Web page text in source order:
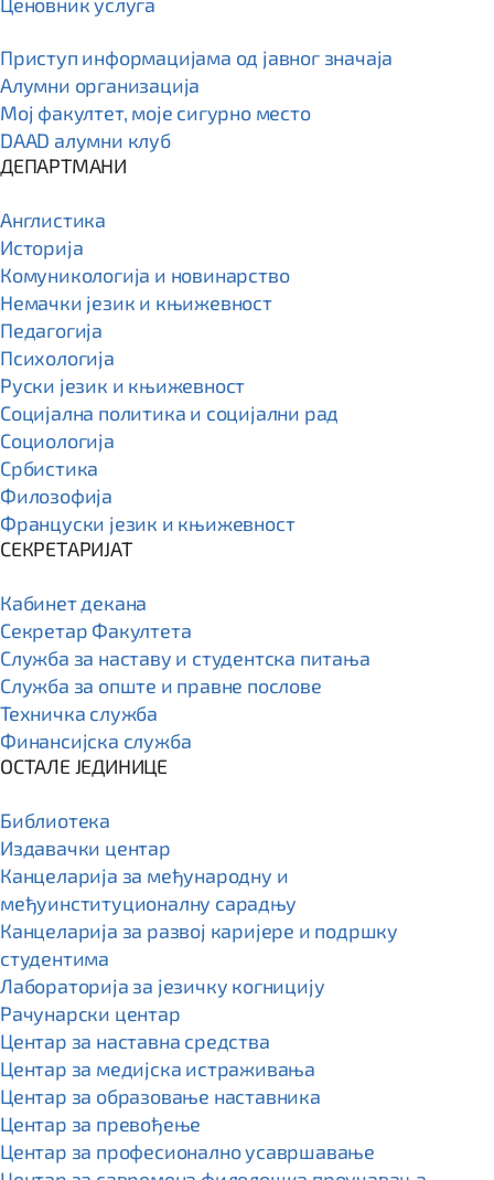
Приступ информацијама од јавног значаја
Алумни организација
Мој факултет, моје сигурно место
DAAD алумни клуб
ДЕПАРТМАНИ
Англистика
Историја
Комуникологија и новинарство
Немачки језик и књижевност
Педагогија
Психологија
Руски језик и књижевност
Социјална политика и социјални рад
Социологија
Србистика
Филозофија
Француски језик и књижевност
СЕКРЕТАРИЈАТ
Кабинет декана
Секретар Факултета
Служба за наставу и студентска питања
Служба за опште и правне послове
Техничка служба
Финансијска служба
ОСТАЛЕ ЈЕДИНИЦЕ
Библиотека
Издавачки центар
Канцеларија за међународну и
међуинституционалну сарадњу
Канцеларија за развој каријере и подршку
студентима
Лабораторија за језичку когницију
Рачунарски центар
Центар за наставна средства
Центар за медијска истраживања
Центар за образовање наставника
Центар за превођење
Центар за професионално усавршавање